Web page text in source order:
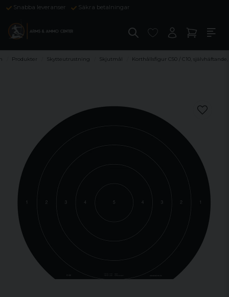
Snabba leveranser Säkra betalningar
Produkter Skytteutrustning Skjutmål Korthållsfigur C50 / C10, självhäftande,